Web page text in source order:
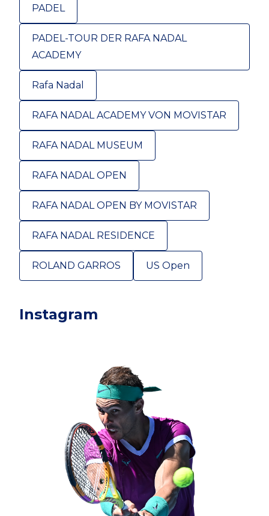
PADEL
PADEL-TOUR DER RAFA NADAL
ACADEMY
Rafa Nadal
RAFA NADAL ACADEMY VON MOVISTAR
RAFA NADAL MUSEUM
RAFA NADAL OPEN
RAFA NADAL OPEN BY MOVISTAR
RAFA NADAL RESIDENCE
ROLAND GARROS US Open
Instagram